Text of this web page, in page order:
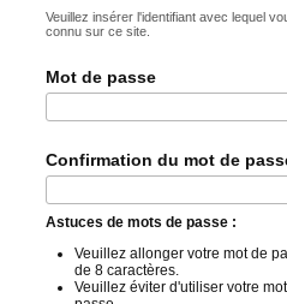
Veuillez insérer l'identifiant avec lequel
connu sur ce site.
Mot de passe
Confirmation du mot de
Astuces de mots de passe :
Veuillez allonger votre mot de
de 8 caractères.
Veuillez éviter d'utiliser votre